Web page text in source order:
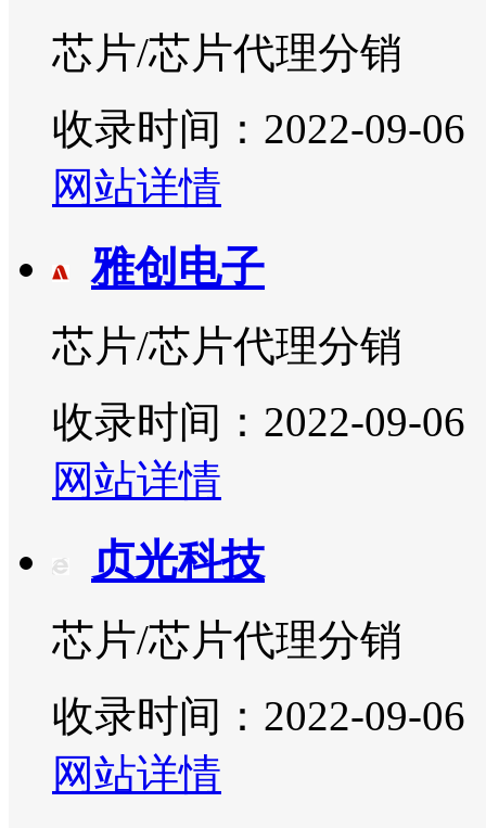
芯片/芯片代理分销
收录时间：2022-09-06
网站详情
雅创电子
芯片/芯片代理分销
收录时间：2022-09-06
网站详情
贞光科技
芯片/芯片代理分销
收录时间：2022-09-06
网站详情